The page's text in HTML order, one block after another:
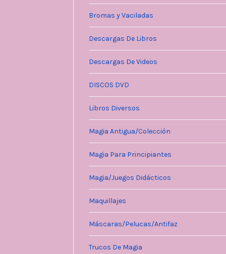
Bromas y Vaciladas
Descargas De Libros
Descargas De Videos
DISCOS DVD
Libros Diversos
Magia Antigua/Colección
Magia Para Principiantes
Magia/Juegos Didácticos
Maquillajes
Máscaras/Pelucas/Antifaz
Trucos De Magia